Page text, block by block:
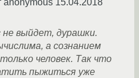
anonymous 15.04.2018
не выйдет, дурашки.
а сознанием
человек. Так что
пыжиться уже